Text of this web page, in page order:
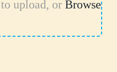
upload, or Browse